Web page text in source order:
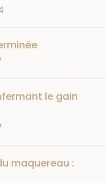
le gain
maquereau :